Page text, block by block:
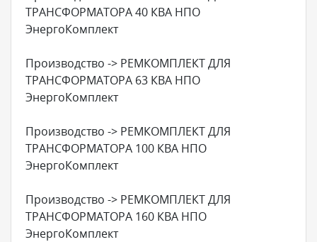
ТРАНСФОРМАТОРА 40 КВА НПО
ЭнергоКомплект
Производство -> РЕМКОМПЛЕКТ ДЛЯ
ТРАНСФОРМАТОРА 63 КВА НПО
ЭнергоКомплект
Производство -> РЕМКОМПЛЕКТ ДЛЯ
ТРАНСФОРМАТОРА 100 КВА НПО
ЭнергоКомплект
Производство -> РЕМКОМПЛЕКТ ДЛЯ
ТРАНСФОРМАТОРА 160 КВА НПО
ЭнергоКомплект